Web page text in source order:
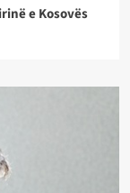
e Kosovës